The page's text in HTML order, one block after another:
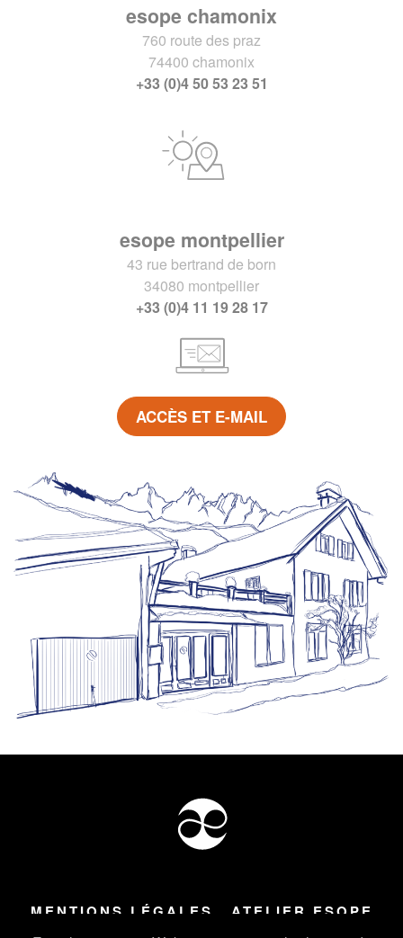
esope chamonix
760 route des praz
74400 chamonix
+33 (0)4 50 53 23 51
esope montpellier
43 rue bertrand de born
34080 montpellier
+33 (0)4 11 19 28 17
ACCÈS ET E-MAIL
MENTIONS LÉGALES ATELIER ESOPE